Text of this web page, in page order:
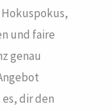
und faire
genau
dir den